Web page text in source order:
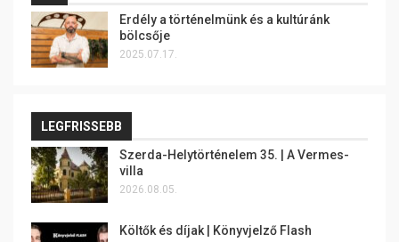
Erdély a történelmünk és a kultúránk
bölcsője
2025.07.17.
LEGFRISSEBB
Szerda-Helytörténelem 35. | A Vermes-
villa
2026.08.05.
Költők és díjak | Könyvjelző Flash